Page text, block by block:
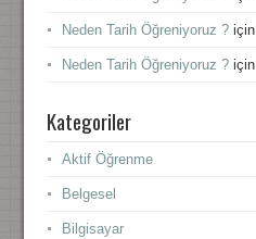
Neden Tarih Öğreniyoruz ?için
Neden Tarih Öğreniyoruz ?için
Kategoriler
Aktif Öğrenme
Belgesel
Bilgisayar